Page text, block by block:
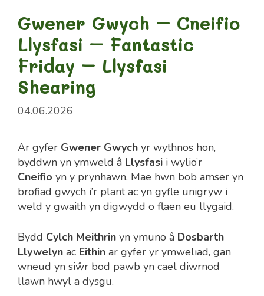
Gwener Gwych – Cneifio
Llysfasi – Fantastic
Friday – Llysfasi
Shearing
04.06.2026
Ar gyfer Gwener Gwych yr wythnos hon,
byddwn yn ymweld â Llysfasi i wylio’r
Cneifio yn y prynhawn. Mae hwn bob amser yn
brofiad gwych i’r plant ac yn gyfle unigryw i
weld y gwaith yn digwydd o flaen eu llygaid.
Bydd Cylch Meithrin yn ymuno â Dosbarth
Llywelyn ac Eithin ar gyfer yr ymweliad, gan
wneud yn siŵr bod pawb yn cael diwrnod
llawn hwyl a dysgu.